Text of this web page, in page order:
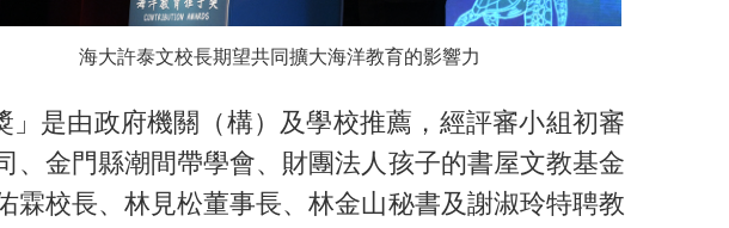
海大許泰文校長期望共同擴大海洋教育的影響力
是由政府機關（構）及學校推薦，經評審小組初審
金門縣潮間帶學會、財團法人孩子的書屋文教基金
校長、林見松董事長、林金山秘書及謝淑玲特聘教